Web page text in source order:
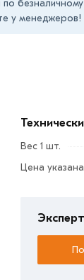
безналичному
у менеджеров!
Вес 1 шт.
Цена указана